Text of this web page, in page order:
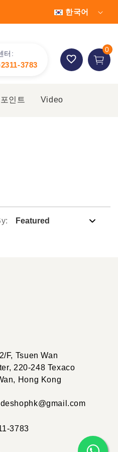
한국어
터:
3783
바
구
0
0개 품
포인트 Video
F, Tsuen Wan
220-248 Texaco
Hong Kong
3783